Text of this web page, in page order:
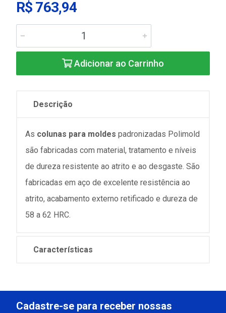
R$ 763,94
Adicionar ao Carrinho
Descrição
As colunas para moldes padronizadas Polimold
são fabricadas com material, tratamento e níveis
de dureza resistente ao atrito e ao desgaste. São
fabricadas em aço de excelente resistência ao
atrito, acabamento externo retificado e dureza de
58 a 62 HRC.
Características
Cadastre-se para receber nossas